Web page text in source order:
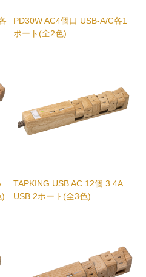
タイプ）
ト 全3色
バー/イエロー）
ポート(TYPE-A/C) 全9色
PD30W AC4個口 USB-A/C各1
ポート(全2色)
)
TAPKING USB AC 12個 3.4A
USB 2ポート(全3色)